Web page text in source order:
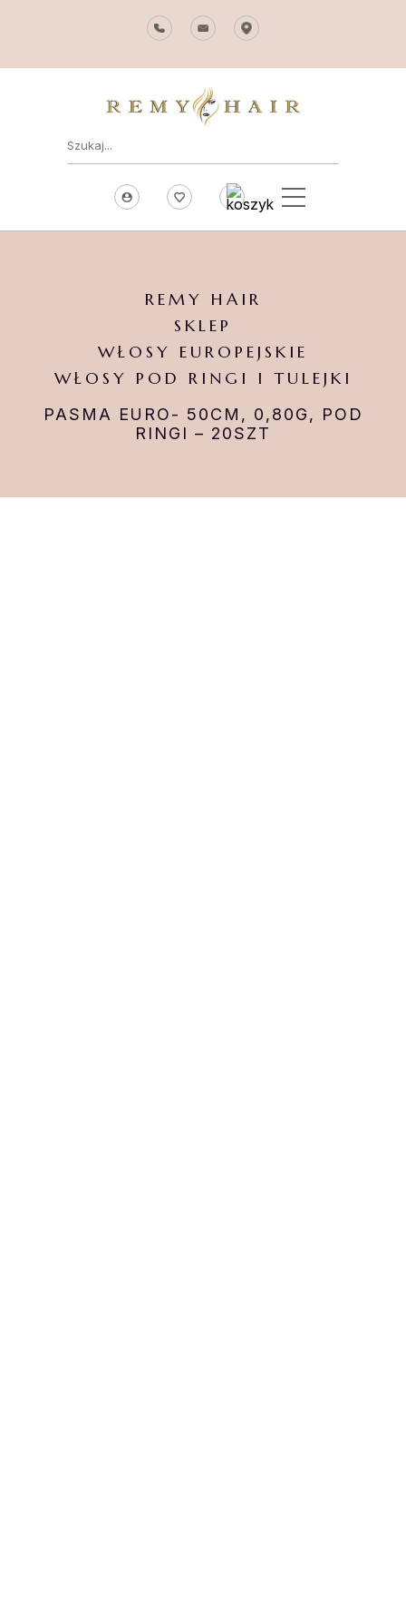
REMY HAIR
SKLEP
WŁOSY EUROPEJSKIE
WŁOSY POD RINGI I TULEJKI
PASMA EURO- 50CM, 0,80G, POD
RINGI – 20SZT